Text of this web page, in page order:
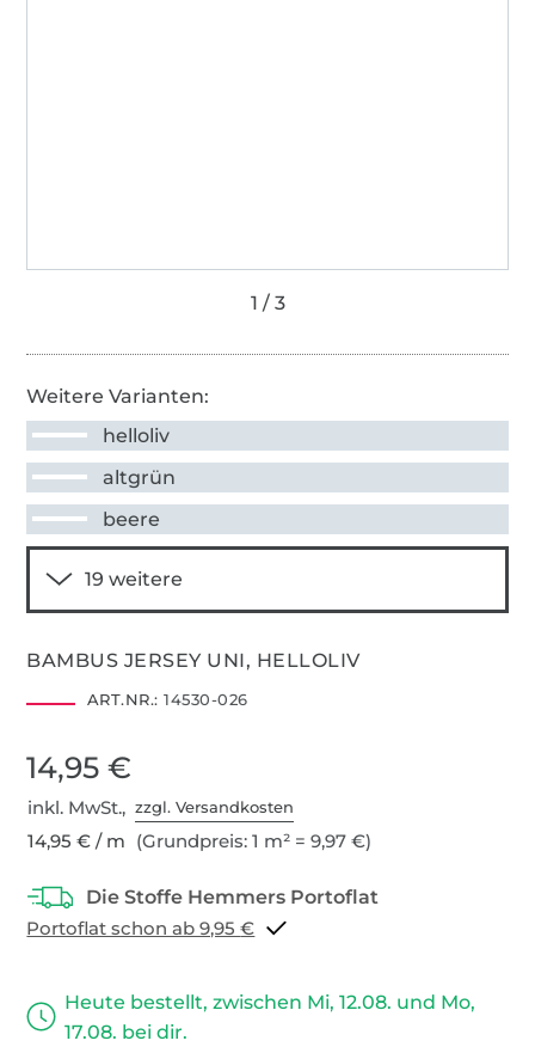
Weitere Varianten:
helloliv
altgrün
beere
BAMBUS JERSEY UNI, HELLOLIV
ART.NR.: 14530-026
14,95 €
inkl. MwSt.,zzgl. Versandkosten
14,95 € / m (Grundpreis: 1 m² = 9,97 €)
Portoflat schon ab 9,95 €
Heute bestellt, zwischen Mi, 12.08. und Mo,
17.08. bei dir.